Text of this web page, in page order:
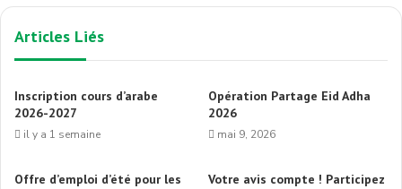
Articles Liés
Inscription cours d’arabe
2026-2027
il y a 1 semaine
Opération Partage Eid Adha
2026
mai 9, 2026
Offre d’emploi d’été pour les
Votre avis compte ! Participez